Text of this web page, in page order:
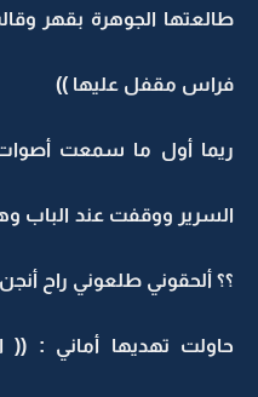
طالعتها الجوهرة بقهر
فراس مقفل عليها ))
ريما أول ما سمعت
السرير ووقفت عند الباب
؟؟ ألحقوني طلعوني راح
حاولت تهديها أماني : ((